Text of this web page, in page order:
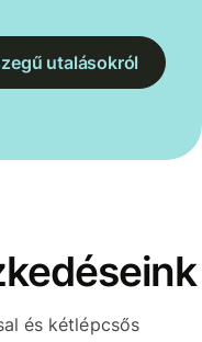
utalásokról
és kétlépcsős